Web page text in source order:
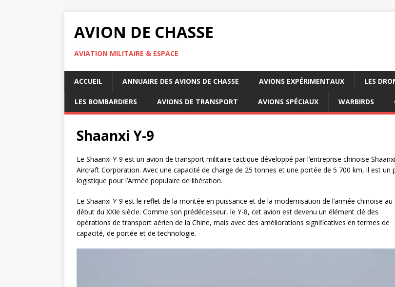
AVION DE CHASSE
AVIATION MILITAIRE & ESPACE
ACCUEIL ANNUAIRE DES AVIONS DE CHASSE AVIONS EXPÉRIMENTAUX LES
LES BOMBARDIERS AVIONS DE TRANSPORT AVIONS SPÉCIAUX WARBIRDS
Shaanxi Y-9
Le Shaanxi Y-9 est un avion de transport militaire tactique développé par l’entreprise chinoise Shaanxi
Aircraft Corporation. Avec une capacité de charge de 25 tonnes et une portée de 5 700 km, il est un
logistique pour l’Armée populaire de libération.
Le Shaanxi Y-9 est le reflet de la montée en puissance et de la modernisation de l’armée chinoise au
début du XXIe siècle. Comme son prédécesseur, le Y-8, cet avion est devenu un élément clé des
opérations de transport aérien de la Chine, mais avec des améliorations significatives en termes de
capacité, de portée et de technologie.